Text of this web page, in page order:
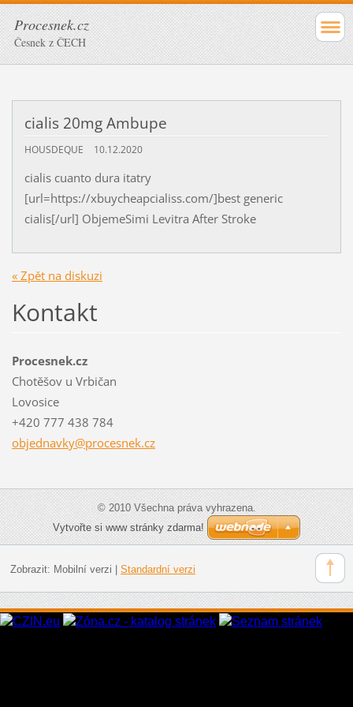
Procesnek.cz
Česnek z ČECH
cialis 20mg Ambupe
HOUSDEQUE 10.12.2020
cialis cuanto dura itatry
[url=https://xbuycheapcialiss.com/]best generic
cialis[/url] ObjemeSimi Levitra After Stroke
« Zpět na diskuzi
Kontakt
Procesnek.cz
Chotěšov u Vrbičan
Lovosice
+420 777 438 784
objednavky@procesnek.cz
© 2010 Všechna práva vyhrazena.
Vytvořte si www stránky zdarma!
Zobrazit: Mobilní verzi | Standardní verzi